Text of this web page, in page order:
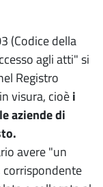
(Codice della
agli atti" si
Registro
visura, cioèi
aziende di
avere "un